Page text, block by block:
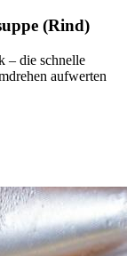
(Rind)
– die schnelle
aufwerten